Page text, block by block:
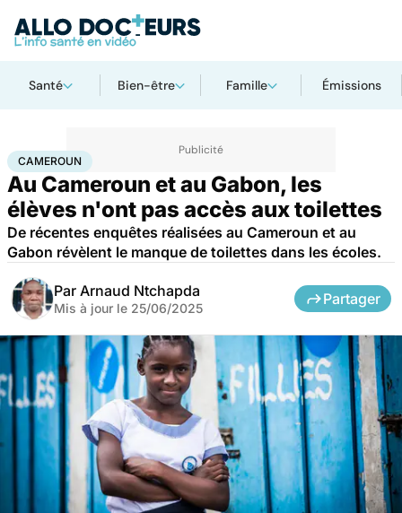
Santé Bien-être Famille Émissions
AccueilSanté Société Santé publiqueCameroun
CAMEROUN
Au Cameroun et au Gabon, les
élèves n'ont pas accès aux toilettes
De récentes enquêtes réalisées au Cameroun et au
Gabon révèlent le manque de toilettes dans les écoles.
Par Arnaud Ntchapda
Mis à jour le 25/06/2025
Partager